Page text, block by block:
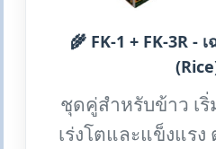
🌾 FK-1 + FK-3R -
ชุดคู่สำหรับข้าว เริ่
เร่งโตและแข็งแรง